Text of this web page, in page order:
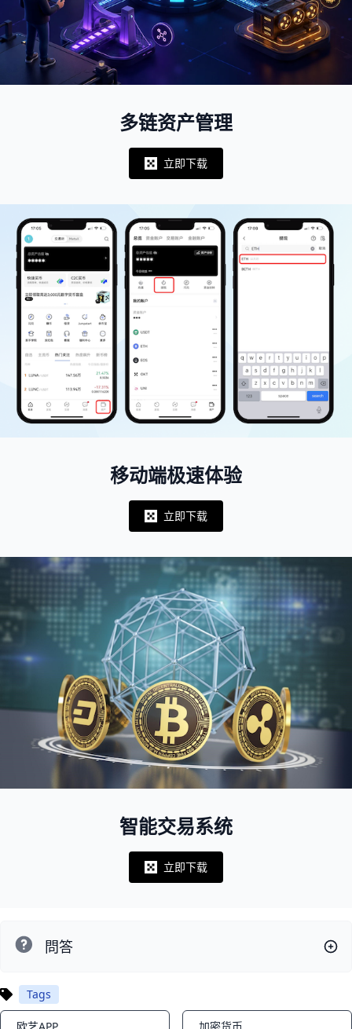
多链资产管理
Notifications
立即下载
移动端极速体验
Notifications
立即下载
智能交易系统
Notifications
立即下载
問答
Tags